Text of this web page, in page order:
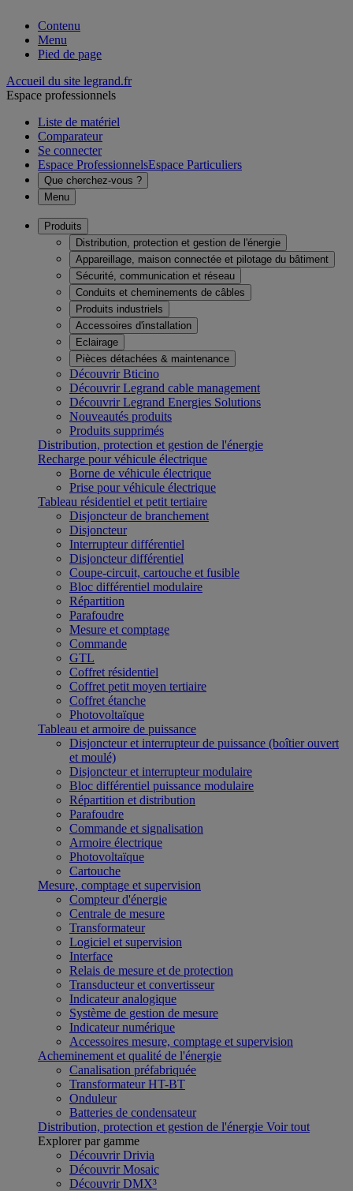
Contenu
Menu
Pied de page
Accueil du site legrand.fr
Espace professionnels
Liste de matériel
Comparateur
Se connecter
Espace ProfessionnelsEspace Particuliers
Que cherchez-vous ?
Menu
Produits
Distribution, protection et gestion de l'énergie
Appareillage, maison connectée et pilotage du bâtiment
Sécurité, communication et réseau
Conduits et cheminements de câbles
Produits industriels
Accessoires d'installation
Eclairage
Pièces détachées & maintenance
Découvrir Bticino
Découvrir Legrand cable management
Découvrir Legrand Energies Solutions
Nouveautés produits
Produits supprimés
Distribution, protection et gestion de l'énergie
Recharge pour véhicule électrique
Borne de véhicule électrique
Prise pour véhicule électrique
Tableau résidentiel et petit tertiaire
Disjoncteur de branchement
Disjoncteur
Interrupteur différentiel
Disjoncteur différentiel
Coupe-circuit, cartouche et fusible
Bloc différentiel modulaire
Répartition
Parafoudre
Mesure et comptage
Commande
GTL
Coffret résidentiel
Coffret petit moyen tertiaire
Coffret étanche
Photovoltaïque
Tableau et armoire de puissance
Disjoncteur et interrupteur de puissance (boîtier ouvert
et moulé)
Disjoncteur et interrupteur modulaire
Bloc différentiel puissance modulaire
Répartition et distribution
Parafoudre
Commande et signalisation
Armoire électrique
Photovoltaïque
Cartouche
Mesure, comptage et supervision
Compteur d'énergie
Centrale de mesure
Transformateur
Logiciel et supervision
Interface
Relais de mesure et de protection
Transducteur et convertisseur
Indicateur analogique
Système de gestion de mesure
Indicateur numérique
Accessoires mesure, comptage et supervision
Acheminement et qualité de l'énergie
Canalisation préfabriquée
Transformateur HT-BT
Onduleur
Batteries de condensateur
Distribution, protection et gestion de l'énergie Voir tout
Explorer par gamme
Découvrir Drivia
Découvrir Mosaic
Découvrir DMX³